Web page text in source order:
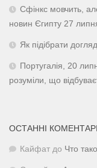
Сфінкс мовчить,
новин Єгипту 27
Як підібрати
Португалія, 20
розуміли, що
ОСТАННІ КОМЕНТАРІ
Кайфат до Что